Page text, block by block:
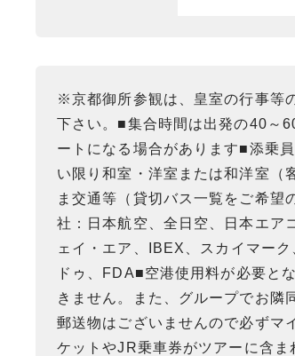
※京都御所参観は、皇室の行事等
下さい。■集合時間は出発の40～
ートになる場合があります■添乗
い限り和室・洋室または和洋室（
ま交通等（貸切バス一覧をご希
社：日本航空、全日空、日本エア
ェイ・エア、IBEX、スカイマー
ドゥ、FDA■空港使用料が必要と
きません。また、グループでお隣
郵送物はございませんので必ずマ
ケットやJR乗車券がツアーに含